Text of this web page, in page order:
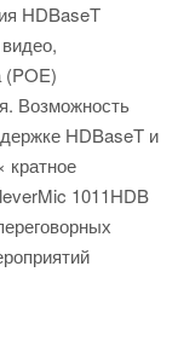
HDBaseT
(POE)
Возможность
HDBaseT и
кратное
1011HDB